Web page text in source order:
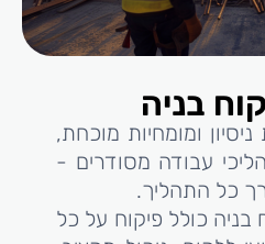
בניה
ומומחיות מוכחת,
עבודה מסודרים -
כל התהליך.
כולל פיקוח על כל